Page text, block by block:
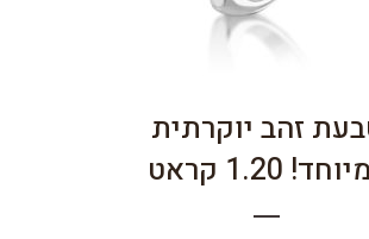
זהב יוקרתית
1.20 קראט